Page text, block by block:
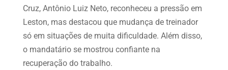
Cruz, Antônio Luiz Neto, reconheceu a pressão em
Leston, mas destacou que mudança de treinador
só em situações de muita dificuldade. Além disso,
o mandatário se mostrou confiante na
recuperação do trabalho.